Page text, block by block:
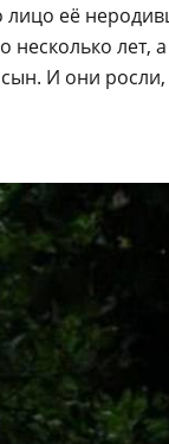
её
лет,
сын. И они